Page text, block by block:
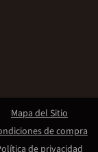
Mapa del Sitio
de compra